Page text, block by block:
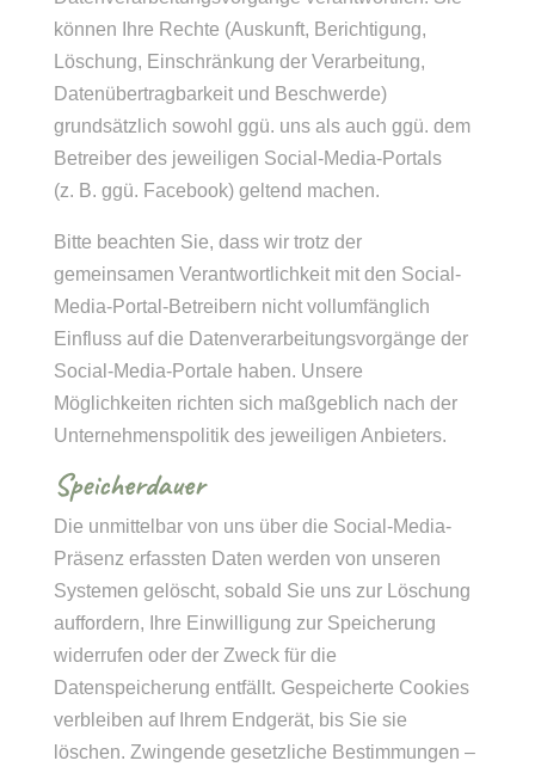
können Ihre Rechte (Auskunft, Berichtigung,
Löschung, Einschränkung der Verarbeitung,
Datenübertragbarkeit und Beschwerde)
grundsätzlich sowohl ggü. uns als auch ggü. dem
Betreiber des jeweiligen Social-Media-Portals
(z. B. ggü. Facebook) geltend machen.
Bitte beachten Sie, dass wir trotz der
gemeinsamen Verantwortlichkeit mit den Social-
Media-Portal-Betreibern nicht vollumfänglich
Einfluss auf die Datenverarbeitungsvorgänge der
Social-Media-Portale haben. Unsere
Möglichkeiten richten sich maßgeblich nach der
Unternehmenspolitik des jeweiligen Anbieters.
Speicherdauer
Die unmittelbar von uns über die Social-Media-
Präsenz erfassten Daten werden von unseren
Systemen gelöscht, sobald Sie uns zur Löschung
auffordern, Ihre Einwilligung zur Speicherung
widerrufen oder der Zweck für die
Datenspeicherung entfällt. Gespeicherte Cookies
verbleiben auf Ihrem Endgerät, bis Sie sie
löschen. Zwingende gesetzliche Bestimmungen –